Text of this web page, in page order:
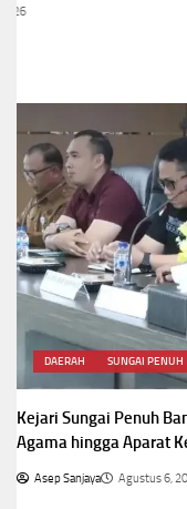
DAERAH SUNGAI PENUH
Kejari Sungai Penuh
Agama hingga Aparat
Asep Sanjaya Agustus 6,